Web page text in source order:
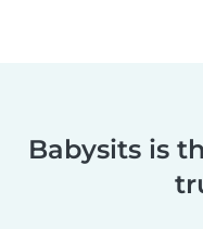
Babysits is